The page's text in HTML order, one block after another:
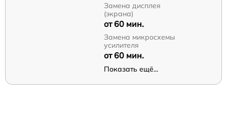
Замена дисплея
(экрана)
от 60 мин.
Замена микросхемы
усилителя
от 60 мин.
Показать ещё...